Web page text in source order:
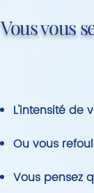
Vous vous
L'intensité de
Ou vous
Vous pensez